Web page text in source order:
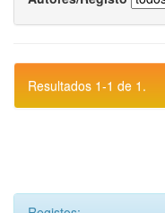
Resultados 1-1 de 1.